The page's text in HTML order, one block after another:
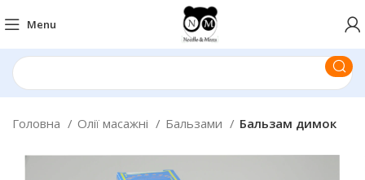
Menu
Головна Олії масажні Бальзами Бальзам димок